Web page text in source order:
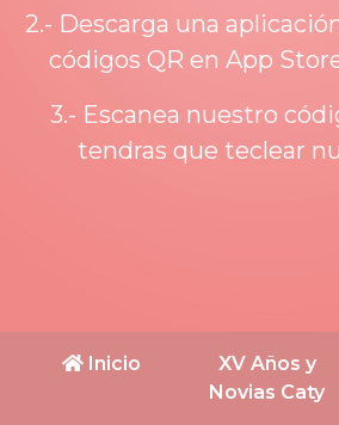
2.- Descarga una
códigos QR en App
3.- Escanea nuestro
tendras que teclear
Inicio
XV Años y
Novias Caty